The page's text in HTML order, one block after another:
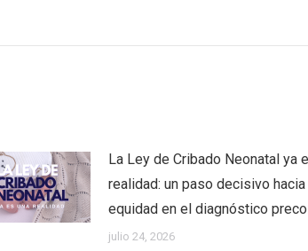
La Ley de Cribado Neonatal ya
realidad: un paso decisivo hacia
equidad en el diagnóstico
julio 24, 2026